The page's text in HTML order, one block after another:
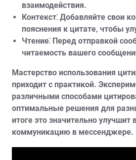
взаимодействия.
Контекст⁚ Добавляйте свои
пояснения к цитате‚ чтобы
Чтение⁚ Перед отправкой
читаемость вашего
Мастерство использования
приходит с практикой.
различными способами
оптимальные решения для
итоге это значительно улучшит
коммуникацию в мессенджере.